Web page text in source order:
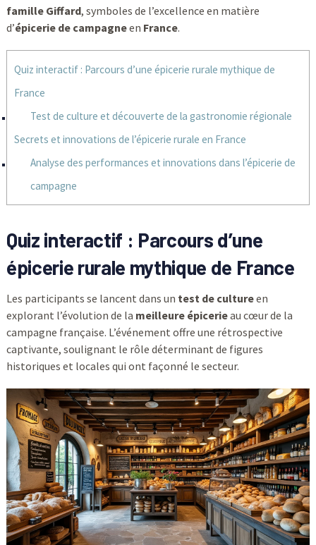
famille Giffard, symboles de l’excellence en matière
d’épicerie de campagneen France.
Quiz interactif : Parcours d’une épicerie rurale mythique de
France
Test de culture et découverte de la gastronomie régionale
Secrets et innovations de l’épicerie rurale en France
Analyse des performances et innovations dans l’épicerie de
campagne
Quiz interactif : Parcours d’une
épicerie rurale mythique de France
Les participants se lancent dans un test de cultureen
explorant l’évolution de la meilleure épicerieau cœur de la
campagne française. L’événement offre une rétrospective
captivante, soulignant le rôle déterminant de figures
historiques et locales qui ont façonné le secteur.